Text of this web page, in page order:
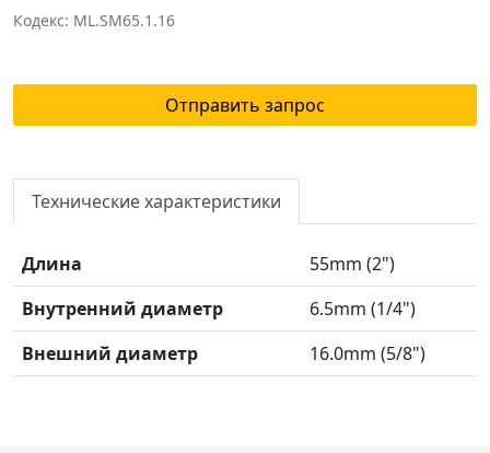
Кодекс: ML.SM65.1.16
Отправить запрос
Технические характеристики
Длина
55mm (2")
Внутренний диаметр
6.5mm (1/4")
Внешний диаметр
16.0mm (5/8")